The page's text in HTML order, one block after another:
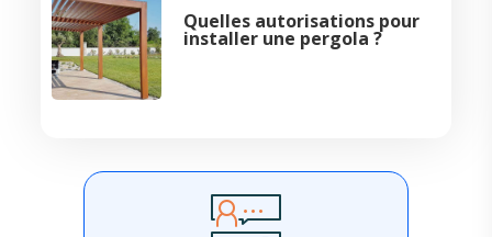
Quelles autorisations pour
installer une pergola ?